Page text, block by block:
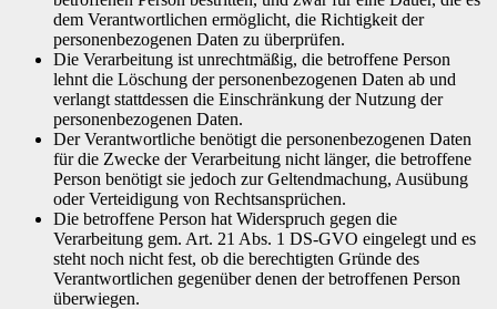
dem Verantwortlichen ermöglicht, die Richtigkeit der
personenbezogenen Daten zu überprüfen.
Die Verarbeitung ist unrechtmäßig, die betroffene Person
lehnt die Löschung der personenbezogenen Daten ab und
verlangt stattdessen die Einschränkung der Nutzung der
personenbezogenen Daten.
Der Verantwortliche benötigt die personenbezogenen Daten
für die Zwecke der Verarbeitung nicht länger, die betroffene
Person benötigt sie jedoch zur Geltendmachung, Ausübung
oder Verteidigung von Rechtsansprüchen.
Die betroffene Person hat Widerspruch gegen die
Verarbeitung gem. Art. 21 Abs. 1 DS-GVO eingelegt und es
steht noch nicht fest, ob die berechtigten Gründe des
Verantwortlichen gegenüber denen der betroffenen Person
überwiegen.